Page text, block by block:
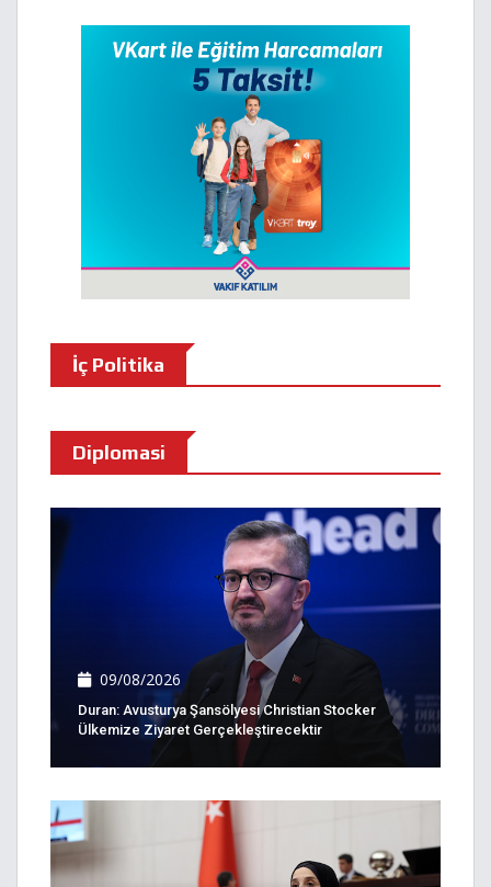
İç Politika
Diplomasi
09/08/2026
Duran: Avusturya Şansölyesi Christian Stocker
Ülkemize Ziyaret Gerçekleştirecektir